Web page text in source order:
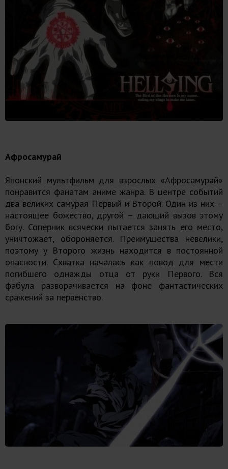
Афросамурай
Японский мультфильм для взрослых «Афросамурай»
понравится фанатам аниме жанра. В центре событий
два великих самурая Первый и Второй. Один из них –
настоящее божество, другой – дающий вызов этому
богу. Соперник всячески пытается занять его место,
уничтожает, обороняется. Преимущества невелики,
поэтому у Второго жизнь находится в постоянной
опасности. Схватка началась как повод для мести
погибшего однажды отца от руки Первого. Вся
фабула разворачивается на фоне фантастических
сражений за первенство.